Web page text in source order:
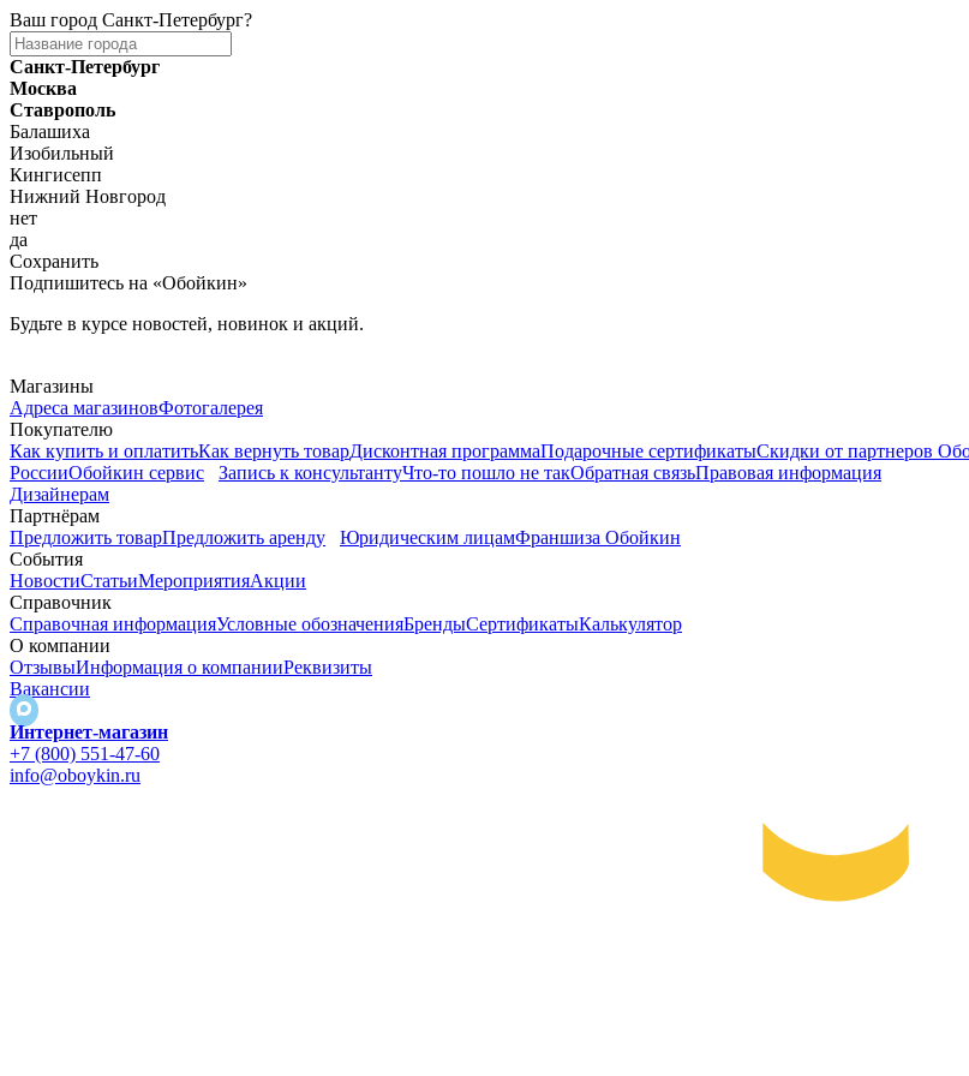
Ваш город Санкт-Петербург?
Санкт-Петербург
Москва
Ставрополь
Балашиха
Изобильный
Кингисепп
Нижний Новгород
нет
да
Сохранить
Подпишитесь на «Обойкин»
Будьте в курсе новостей, новинок и акций.
Магазины
Адреса магазиновФотогалерея
Покупателю
Как купить и оплатитьКак вернуть товарДисконтная программаПодарочные сертификатыСкидки от партнеров
РоссииОбойкин сервис Запись к консультантуЧто-то пошло не такОбратная связьПравовая информация
Дизайнерам
Партнёрам
Предложить товарПредложить аренду Юридическим лицамФраншиза Обойкин
События
НовостиСтатьиМероприятияАкции
Справочник
Справочная информацияУсловные обозначенияБрендыСертификатыКалькулятор
О компании
ОтзывыИнформация о компанииРеквизиты
Вакансии
Интернет-магазин
+7 (800) 551-47-60
info@oboykin.ru